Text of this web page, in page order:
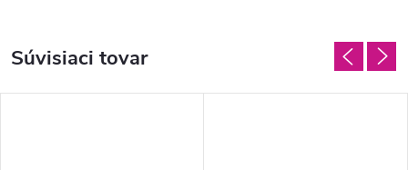
Súvisiaci tovar